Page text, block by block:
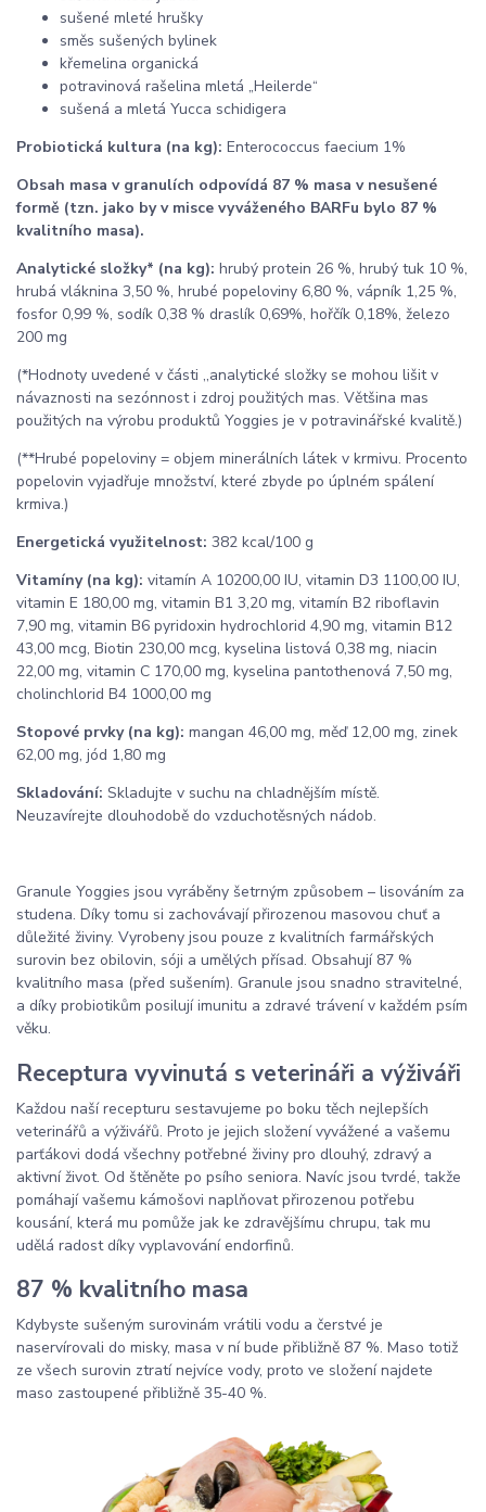
sušené mleté hrušky
směs sušených bylinek
křemelina organická
potravinová rašelina mletá „Heilerde“
sušená a mletá Yucca schidigera
Probiotická kultura (na kg): Enterococcus faecium 1%
Obsah masa v granulích odpovídá 87 % masa v nesušené
formě (tzn. jako by v misce vyváženého BARFu bylo 87 %
kvalitního masa).
Analytické složky* (na kg): hrubý protein 26 %, hrubý tuk 10 %,
hrubá vláknina 3,50 %, hrubé popeloviny 6,80 %, vápník 1,25 %,
fosfor 0,99 %, sodík 0,38 % draslík 0,69%, hořčík 0,18%, železo
200 mg
(*Hodnoty uvedené v části ,,analytické složky se mohou lišit v
návaznosti na sezónnost i zdroj použitých mas. Většina mas
použitých na výrobu produktů Yoggies je v potravinářské kvalitě.)
(**Hrubé popeloviny = objem minerálních látek v krmivu. Procento
popelovin vyjadřuje množství, které zbyde po úplném spálení
krmiva.)
Energetická využitelnost: 382 kcal/100 g
Vitamíny (na kg): vitamín A 10200,00 IU, vitamin D3 1100,00 IU,
vitamin E 180,00 mg, vitamin B1 3,20 mg, vitamín B2 riboflavin
7,90 mg, vitamin B6 pyridoxin hydrochlorid 4,90 mg, vitamin B12
43,00 mcg, Biotin 230,00 mcg, kyselina listová 0,38 mg, niacin
22,00 mg, vitamin C 170,00 mg, kyselina pantothenová 7,50 mg,
cholinchlorid B4 1000,00 mg
Stopové prvky (na kg): mangan 46,00 mg, měď 12,00 mg, zinek
62,00 mg, jód 1,80 mg
Skladování: Skladujte v suchu na chladnějším místě.
Neuzavírejte dlouhodobě do vzduchotěsných nádob.
Granule Yoggies jsou vyráběny šetrným způsobem – lisováním za
studena. Díky tomu si zachovávají přirozenou masovou chuť a
důležité živiny. Vyrobeny jsou pouze z kvalitních farmářských
surovin bez obilovin, sóji a umělých přísad. Obsahují 87 %
kvalitního masa (před sušením). Granule jsou snadno stravitelné,
a díky probiotikům posilují imunitu a zdravé trávení v každém psím
věku.
Receptura vyvinutá s veterináři a výživáři
Každou naší recepturu sestavujeme po boku těch nejlepších
veterinářů a výživářů. Proto je jejich složení vyvážené a vašemu
parťákovi dodá všechny potřebné živiny pro dlouhý, zdravý a
aktivní život. Od štěněte po psího seniora. Navíc jsou tvrdé, takže
pomáhají vašemu kámošovi naplňovat přirozenou potřebu
kousání, která mu pomůže jak ke zdravějšímu chrupu, tak mu
udělá radost díky vyplavování endorfinů.
87 % kvalitního masa
Kdybyste sušeným surovinám vrátili vodu a čerstvé je
naservírovali do misky, masa v ní bude přibližně 87 %. Maso totiž
ze všech surovin ztratí nejvíce vody, proto ve složení najdete
maso zastoupené přibližně 35-40 %.